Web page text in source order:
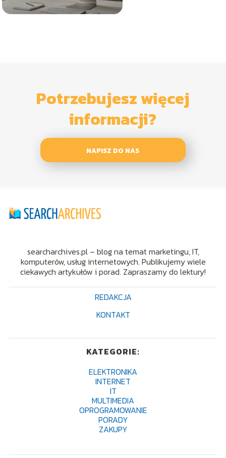
Potrzebujesz więcej
informacji?
NAPISZ DO NAS
searcharchives.pl – blog na temat marketingu, IT,
komputerów, usług internetowych. Publikujemy wiele
ciekawych artykułów i porad. Zapraszamy do lektury!
REDAKCJA
KONTAKT
KATEGORIE:
ELEKTRONIKA
INTERNET
IT
MULTIMEDIA
OPROGRAMOWANIE
PORADY
ZAKUPY